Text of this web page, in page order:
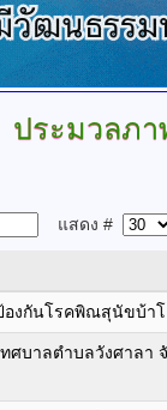
ประมวลภ
แสดง #
องกันโรคพิณสุนัขบ้า
ศบาลตำบลวังศาล